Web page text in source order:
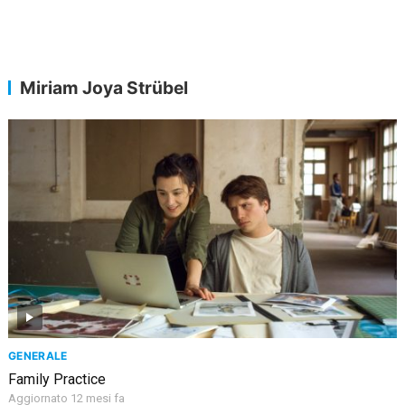
Miriam Joya Strübel
GENERALE
Family Practice
Aggiornato 12 mesi fa